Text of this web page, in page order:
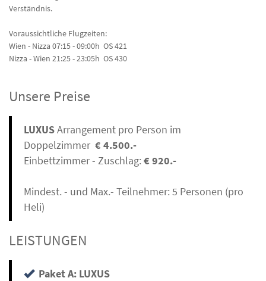
Verständnis.
Voraussichtliche Flugzeiten:
Wien - Nizza 07:15 - 09:00h OS 421
Nizza - Wien 21:25 - 23:05h OS 430
Unsere Preise
LUXUSArrangement pro Person im
Doppelzimmer € 4.500.-
Einbettzimmer - Zuschlag: € 920.-
Mindest. - und Max.- Teilnehmer: 5 Personen (pro
Heli)
LEISTUNGEN
Paket A: LUXUS